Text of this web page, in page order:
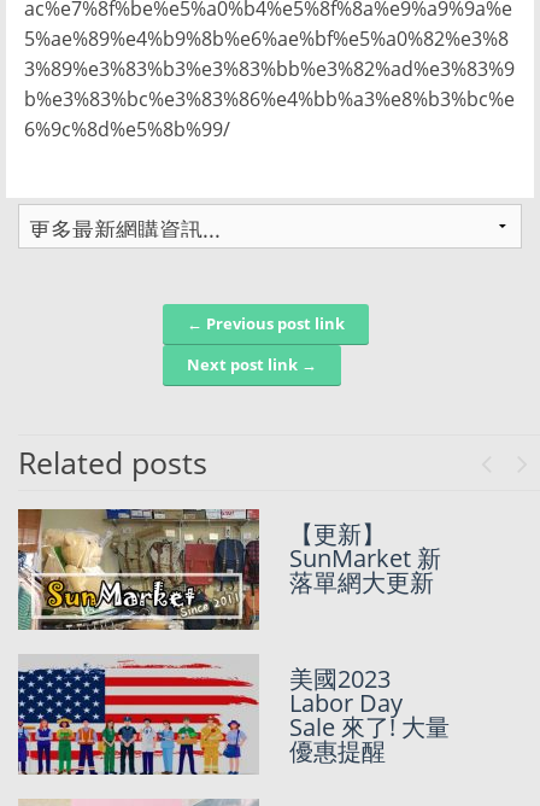
ac%e7%8f%be%e5%a0%b4%e5%8f%8a%e9%a9%9a%e
5%ae%89%e4%b9%8b%e6%ae%bf%e5%a0%82%e3%8
3%89%e3%83%b3%e3%83%bb%e3%82%ad%e3%83%9
b%e3%83%bc%e3%83%86%e4%bb%a3%e8%b3%bc%e
6%9c%8d%e5%8b%99/
Post navigation← Previous post link
Next post link →
Related posts
【更新】
SunMarket 新
落單網大更新
美國2023
Labor Day
Sale 來了! 大量
優惠提醒
【新增代運便
宜寄上門服
務】2023年代
SunMarket十
萬訂單達成!!!